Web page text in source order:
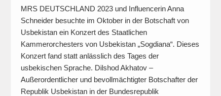
MRS DEUTSCHLAND 2023 und Influencerin Anna
Schneider besuchte im Oktober in der Botschaft von
Usbekistan ein Konzert des Staatlichen
Kammerorchesters von Usbekistan „Sogdiana“. Dieses
Konzert fand statt anlässlich des Tages der
usbekischen Sprache. Dilshod Akhatov –
Außerordentlicher und bevollmächtigter Botschafter der
Republik Usbekistan in der Bundesrepublik